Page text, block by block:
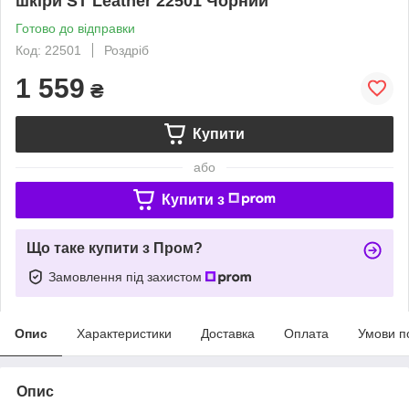
Готово до відправки
Код: 22501
Роздріб
1 559 ₴
Купити
або
Купити з
Що таке купити з Пром?
Замовлення під захистом
Опис Характеристики Доставка Оплата Умови
Опис